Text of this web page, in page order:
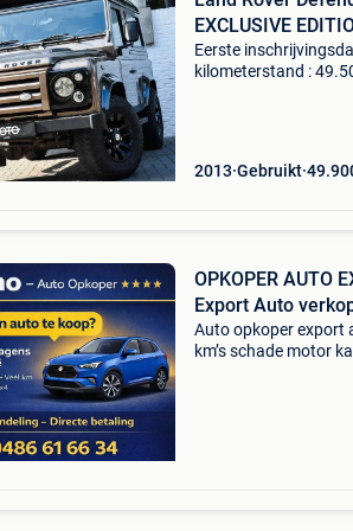
EXCLUSIVE
Eerste
kilometerstand :
2013 Gebruikt
OPKOPER AUTO
Export Auto
Auto opkoper export
km’s schade motor